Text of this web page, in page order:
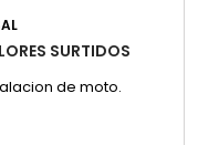
SURTIDOS
de moto.